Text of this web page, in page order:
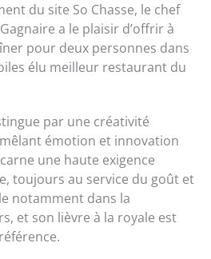
du site So Chasse, le chef
a le plaisir d’offrir à
pour deux personnes dans
élu meilleur restaurant du
par une créativité
émotion et innovation
une haute exigence
toujours au service du goût et
notamment dans la
et son lièvre à la royale est